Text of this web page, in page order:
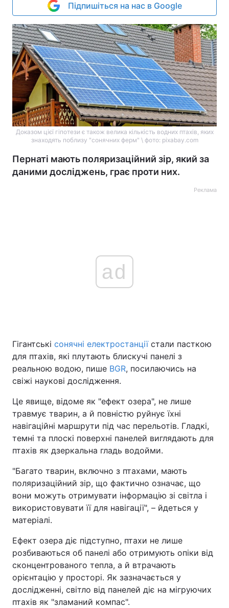
Підпишіться на нас в Google
Доказом цієї гіпотези є також велика кількість водних птахів, яких
знаходять поблизу "сонячних ферм" \ фото: pixabay.com
Пернаті мають поляризаційний зір, який за
даними досліджень, грає проти них.
Реклама
ad
Гігантські сонячні електростанціїстали пасткою
для птахів, які плутають блискучі панелі з
реальною водою, пише BGR, посилаючись на
свіжі наукові дослідження.
Це явище, відоме як "ефект озера", не лише
травмує тварин, а й повністю руйнує їхні
навігаційні маршрути під час перельотів. Гладкі,
темні та плоскі поверхні панелей виглядають для
птахів як дзеркальна гладь водойми.
"Багато тварин, включно з птахами, мають
поляризаційний зір, що фактично означає, що
вони можуть отримувати інформацію зі світла і
використовувати її для навігації", – йдеться у
матеріалі.
Ефект озера діє підступно, птахи не лише
розбиваються об панелі або отримують опіки від
сконцентрованого тепла, а й втрачають
орієнтацію у просторі. Як зазначається у
дослідженні, світло від панелей діє на мігруючих
птахів як "зламаний компас".